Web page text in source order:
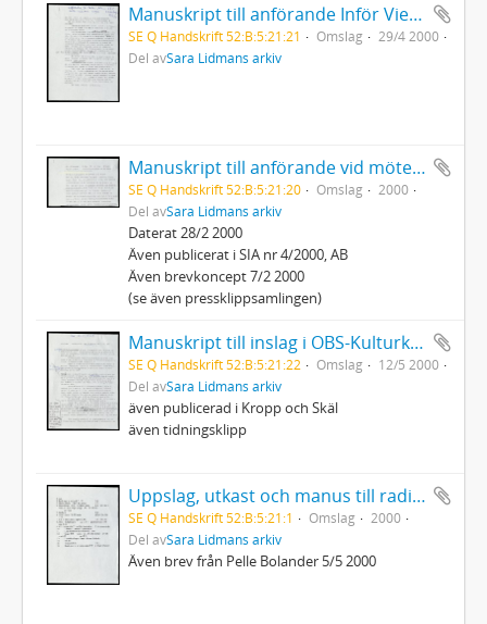
Manuskript till anförande Inför Vietnams seger - 25 årsdagen Katasalen ABF
SE Q Handskrift 52:B:5:21:21 Omslag
29/4 2000
Del avSara Lidmans arkiv
Manuskript till anförande vid möte på Palmedagen "Vad kan vi göra?" Internationell solidaritet och vårt ansvar
SE Q Handskrift 52:B:5:21:20 Omslag
2000
Del avSara Lidmans arkiv
Daterat 28/2 2000
Även publicerat i SIA nr 4/2000, AB
Även brevkoncept 7/2 2000
(se även pressklippsamlingen)
Manuskript till inslag i OBS-Kulturkvarten "Den användbare löjtnant Calley"
SE Q Handskrift 52:B:5:21:22 Omslag
12/5 2000
Del avSara Lidmans arkiv
även publicerad i Kropp och Skäl
även tidningsklipp
Uppslag, utkast och manus till radioprogrammet Sommar
SE Q Handskrift 52:B:5:21:1 Omslag
2000
Del avSara Lidmans arkiv
Även brev från Pelle Bolander 5/5 2000